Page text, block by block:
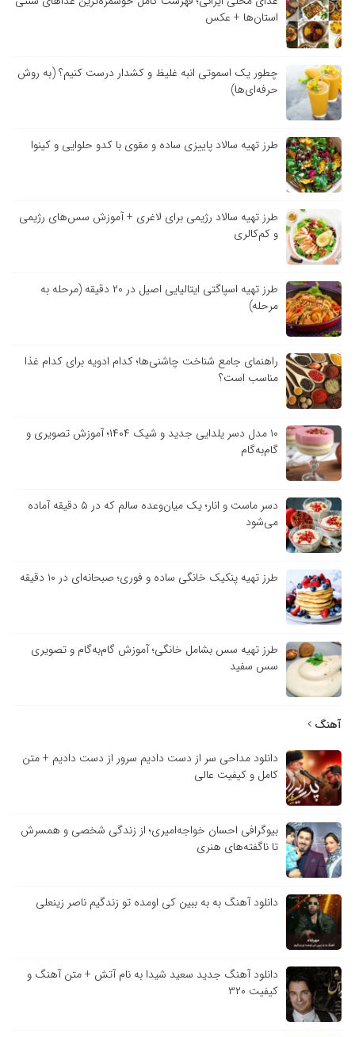
استان‌ها + عکس
چطور یک اسموتی انبه غلیظ و کشدار درست کنیم؟ (به روش
حرفه‌ای‌ها)
طرز تهیه سالاد پاییزی ساده و مقوی با کدو حلوایی و کینوا
طرز تهیه سالاد رژیمی برای لاغری + آموزش سس‌های رژیمی
و کم‌کالری
طرز تهیه اسپاگتی ایتالیایی اصیل در ۲۰ دقیقه (مرحله به
مرحله)
راهنمای جامع شناخت چاشنی‌ها؛ کدام ادویه برای کدام غذا
مناسب است؟
۱۰ مدل دسر یلدایی جدید و شیک ۱۴۰۴؛ آموزش تصویری و
گام‌به‌گام
دسر ماست و انار؛ یک میان‌وعده سالم که در ۵ دقیقه آماده
می‌شود
طرز تهیه پنکیک خانگی ساده و فوری؛ صبحانه‌ای در ۱۰ دقیقه
طرز تهیه سس بشامل خانگی؛ آموزش گام‌به‌گام و تصویری
سس سفید
آهنگ
دانلود مداحی سر از دست دادیم سرور از دست دادیم + متن
کامل و کیفیت عالی
بیوگرافی احسان خواجه‌امیری؛ از زندگی شخصی و همسرش
تا ناگفته‌های هنری
دانلود آهنگ به به ببین کی اومده تو زندگیم ناصر زینعلی
دانلود آهنگ جدید سعید شیدا به نام آتش + متن آهنگ و
کیفیت ۳۲۰